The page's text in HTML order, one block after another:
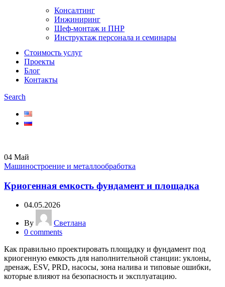
Консалтинг
Инжиниринг
Шеф-монтаж и ПНР
Инструктаж персонала и семинары
Стоимость услуг
Проекты
Блог
Контакты
Search
04 Май
Машиностроение и металлообработка
Криогенная емкость фундамент и площадка
04.05.2026
By
Светлана
0 comments
Как правильно проектировать площадку и фундамент под
криогенную емкость для наполнительной станции: уклоны,
дренаж, ESV, PRD, насосы, зона налива и типовые ошибки,
которые влияют на безопасность и эксплуатацию.